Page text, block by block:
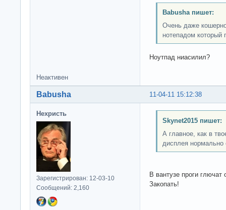
Babusha пишет:
Очень даже
нотепадом который
Ноутпад ниасилил?
Неактивен
11-04-11 15:12:38
Babusha
Нехристь
Зарегистрирован: 12-03-10
Сообщений: 2,160
Skynet2015 пишет:
А главное, как в
дисплея нормально
В вантузе проги
Закопать!